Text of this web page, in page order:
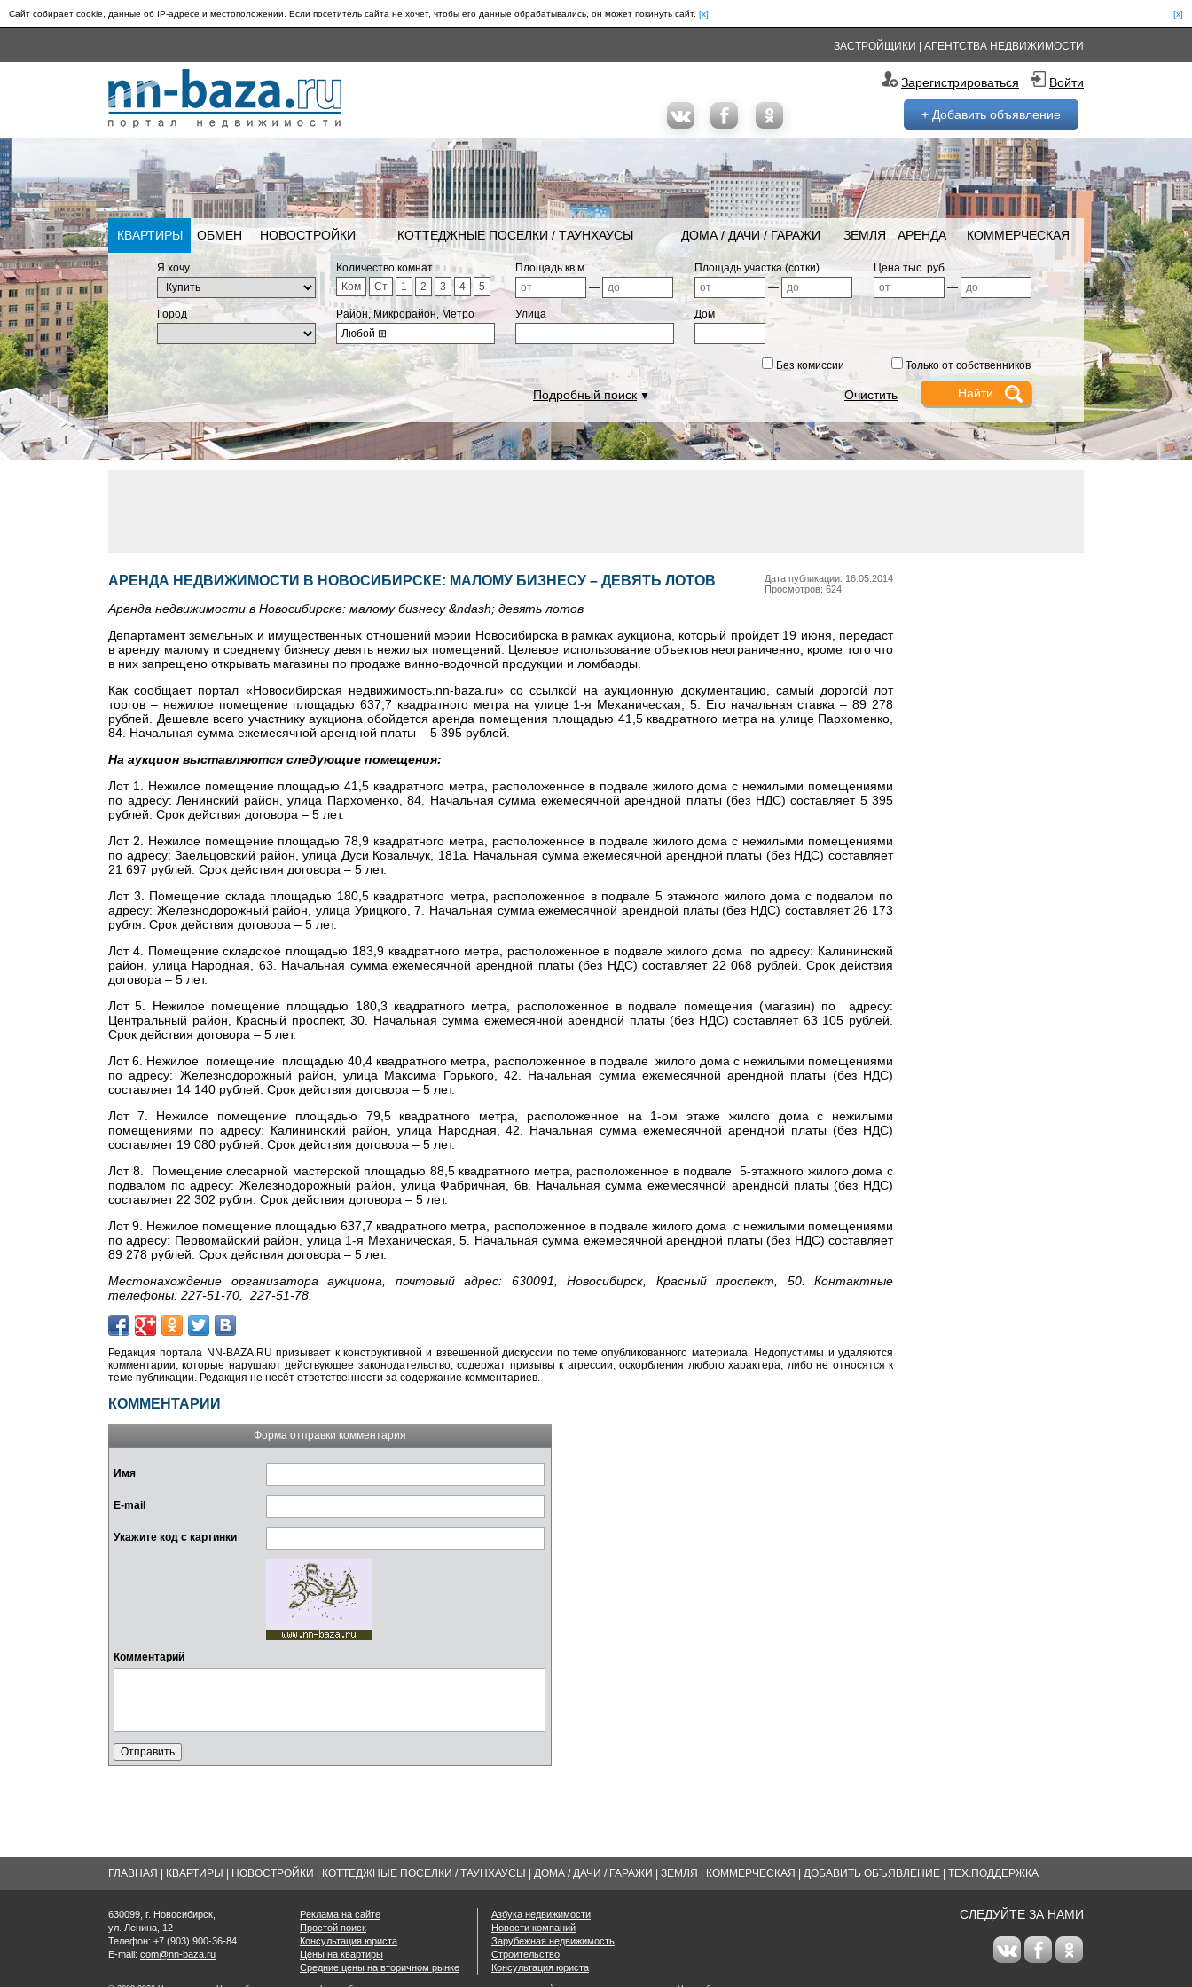
Сайт собирает cookie, данные об IP-адресе и местоположении. Если посетитель сайта не хочет, чтобы его данные обрабатывались, он может покинуть сайт. [x]
[x]
ЗАСТРОЙЩИКИ АГЕНТСТВА НЕДВИЖИМОСТИ
Зарегистрироваться Войти
+ Добавить объявление
КВАРТИРЫ ОБМЕН НОВОСТРОЙКИ КОТТЕДЖНЫЕ ПОСЕЛКИ / ТАУНХАУСЫ ДОМА / ДАЧИ / ГАРАЖИ ЗЕМЛЯ АРЕНДА КОММЕРЧЕСКАЯ
Я хочу
Количество комнат
Ком
Ст 1 2 3 4 5
Площадь кв.м.
—
Площадь участка (сотки)
—
Цена тыс. руб.
—
Город
Район, Микрорайон, Метро
Любой ⊞
Улица Дом
Без комиссии Только от собственников
Подробный поиск▼ Очистить
Дата публикации: 16.05.2014
Просмотров: 624
АРЕНДА НЕДВИЖИМОСТИ В НОВОСИБИРСКЕ: МАЛОМУ БИЗНЕСУ – ДЕВЯТЬ ЛОТОВ
Аренда недвижимости в Новосибирске: малому бизнесу &ndash; девять лотов
Департамент земельных и имущественных отношений мэрии Новосибирска в рамках аукциона, который пройдет 19 июня, передаст
в аренду малому и среднему бизнесу девять нежилых помещений. Целевое использование объектов неограниченно, кроме того что
в них запрещено открывать магазины по продаже винно-водочной продукции и ломбарды.
Как сообщает портал «Новосибирская недвижимость.nn-baza.ru» со ссылкой на аукционную документацию, самый дорогой лот
торгов – нежилое помещение площадью 637,7 квадратного метра на улице 1-я Механическая, 5. Его начальная ставка – 89 278
рублей. Дешевле всего участнику аукциона обойдется аренда помещения площадью 41,5 квадратного метра на улице Пархоменко,
84. Начальная сумма ежемесячной арендной платы – 5 395 рублей.
На аукцион выставляются следующие помещения:
Лот 1. Нежилое помещение площадью 41,5 квадратного метра, расположенное в подвале жилого дома c нежилыми помещениями
по адресу: Ленинский район, улица Пархоменко, 84. Начальная сумма ежемесячной арендной платы (без НДС) составляет 5 395
рублей. Срок действия договора – 5 лет.
Лот 2. Нежилое помещение площадью 78,9 квадратного метра, расположенное в подвале жилого дома c нежилыми помещениями
по адресу: Заельцовский район, улица Дуси Ковальчук, 181а. Начальная сумма ежемесячной арендной платы (без НДС) составляет
21 697 рублей. Срок действия договора – 5 лет.
Лот 3. Помещение склада площадью 180,5 квадратного метра, расположенное в подвале 5 этажного жилого дома с подвалом по
адресу: Железнодорожный район, улица Урицкого, 7. Начальная сумма ежемесячной арендной платы (без НДС) составляет 26 173
рубля. Срок действия договора – 5 лет.
Лот 4. Помещение складское площадью 183,9 квадратного метра, расположенное в подвале жилого дома по адресу: Калининский
район, улица Народная, 63. Начальная сумма ежемесячной арендной платы (без НДС) составляет 22 068 рублей. Срок действия
договора – 5 лет.
Лот 5. Нежилое помещение площадью 180,3 квадратного метра, расположенное в подвале помещения (магазин) по адресу:
Центральный район, Красный проспект, 30. Начальная сумма ежемесячной арендной платы (без НДС) составляет 63 105 рублей.
Срок действия договора – 5 лет.
Лот 6. Нежилое помещение площадью 40,4 квадратного метра, расположенное в подвале жилого дома с нежилыми помещениями
по адресу: Железнодорожный район, улица Максима Горького, 42. Начальная сумма ежемесячной арендной платы (без НДС)
составляет 14 140 рублей. Срок действия договора – 5 лет.
Лот 7. Нежилое помещение площадью 79,5 квадратного метра, расположенное на 1-ом этаже жилого дома с нежилыми
помещениями по адресу: Калининский район, улица Народная, 42. Начальная сумма ежемесячной арендной платы (без НДС)
составляет 19 080 рублей. Срок действия договора – 5 лет.
Лот 8. Помещение слесарной мастерской площадью 88,5 квадратного метра, расположенное в подвале 5-этажного жилого дома с
подвалом по адресу: Железнодорожный район, улица Фабричная, 6в. Начальная сумма ежемесячной арендной платы (без НДС)
составляет 22 302 рубля. Срок действия договора – 5 лет.
Лот 9. Нежилое помещение площадью 637,7 квадратного метра, расположенное в подвале жилого дома с нежилыми помещениями
по адресу: Первомайский район, улица 1-я Механическая, 5. Начальная сумма ежемесячной арендной платы (без НДС) составляет
89 278 рублей. Срок действия договора – 5 лет.
Местонахождение организатора аукциона, почтовый адрес: 630091, Новосибирск, Красный проспект, 50. Контактные
телефоны: 227-51-70, 227-51-78.
Редакция портала NN-BAZA.RU призывает к конструктивной и взвешенной дискуссии по теме опубликованного материала. Недопустимы и удаляются
комментарии, которые нарушают действующее законодательство, содержат призывы к агрессии, оскорбления любого характера, либо не относятся к
теме публикации. Редакция не несёт ответственности за содержание комментариев.
КОММЕНТАРИИ
Форма отправки комментария
Имя
E-mail
Укажите код с картинки
Комментарий
ГЛАВНАЯ КВАРТИРЫ НОВОСТРОЙКИ КОТТЕДЖНЫЕ ПОСЕЛКИ / ТАУНХАУСЫ ДОМА / ДАЧИ / ГАРАЖИ ЗЕМЛЯ КОММЕРЧЕСКАЯ ДОБАВИТЬ ОБЪЯВЛЕНИЕ ТЕХ.ПОДДЕРЖКА
630099, г. Новосибирск,
ул. Ленина, 12
Телефон: +7 (903) 900-36-84
E-mail: com@nn-baza.ru
Реклама на сайте
Простой поиск
Консультация юриста
Цены на квартиры
Средние цены на вторичном рынке
Азбука недвижимости
Новости компаний
Зарубежная недвижимость
Строительство
Консультация юриста
СЛЕДУЙТЕ ЗА НАМИ